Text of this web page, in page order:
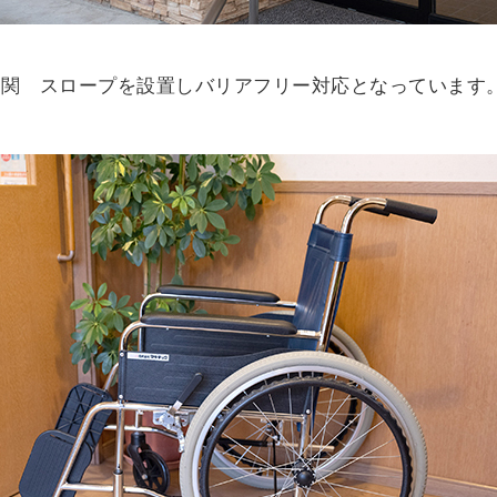
スロープを設置しバリアフリー対応となっています